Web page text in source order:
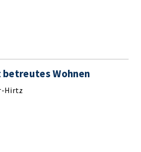
betreutes Wohnen
Hirtz